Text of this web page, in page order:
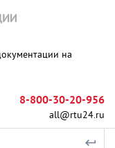
на
8-800-30-20-956
all@rtu24.ru